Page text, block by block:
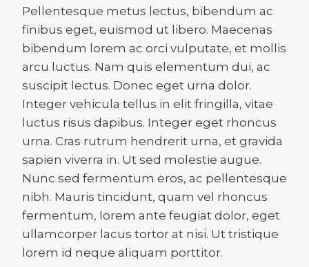
Pellentesque metus lectus, bibendum ac
finibus eget, euismod ut libero. Maecenas
bibendum lorem ac orci vulputate, et mollis
arcu luctus. Nam quis elementum dui, ac
suscipit lectus. Donec eget urna dolor.
Integer vehicula tellus in elit fringilla, vitae
luctus risus dapibus. Integer eget rhoncus
urna. Cras rutrum hendrerit urna, et gravida
sapien viverra in. Ut sed molestie augue.
Nunc sed fermentum eros, ac pellentesque
nibh. Mauris tincidunt, quam vel rhoncus
fermentum, lorem ante feugiat dolor, eget
ullamcorper lacus tortor at nisi. Ut tristique
lorem id neque aliquam porttitor.